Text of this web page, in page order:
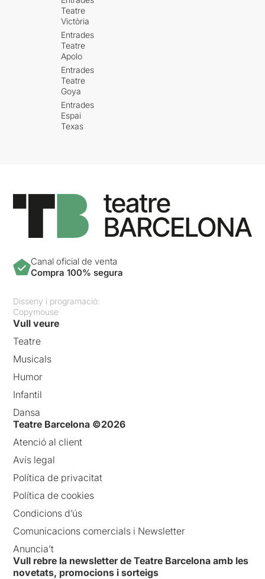
Teatre
Victòria
Entrades
Teatre
Apolo
Entrades
Teatre
Goya
Entrades
Espai
Texas
Canal oficial de venta
Compra 100% segura
Disseny i programació:
Copymouse
Vull veure
Teatre
Musicals
Humor
Infantil
Dansa
Teatre Barcelona ©2026
Atenció al client
Avís legal
Política de privacitat
Política de cookies
Condicions d’ús
Comunicacions comercials i Newsletter
Anuncia’t
Vull rebre la newsletter de Teatre Barcelona amb les
novetats, promocions i sorteigs